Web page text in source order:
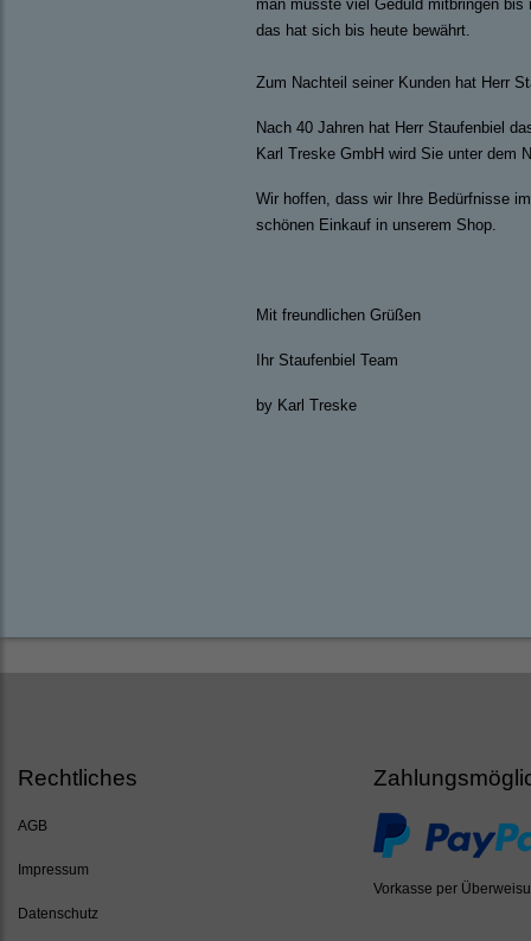
man musste viel Geduld mitbringen
das hat sich bis heute bewährt.
Zum Nachteil seiner Kunden hat Herr
Nach 40 Jahren hat Herr Staufenbiel
Karl Treske GmbH wird Sie unter dem
Wir hoffen, dass wir Ihre Bedürfnisse
schönen Einkauf in unserem Shop.
Mit freundlichen Grüßen
Ihr Staufenbiel Team
by Karl Treske
Rechtliches
AGB
Impressum
Datenschutz
Vorkasse per